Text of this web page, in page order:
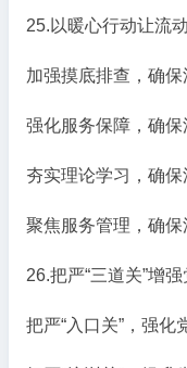
25.以暖心行动让流
加强摸底排查，确保
强化服务保障，确保
夯实理论学习，确保
聚焦服务管理，确保
26.把严“三道关”增
把严“入口关”，强化